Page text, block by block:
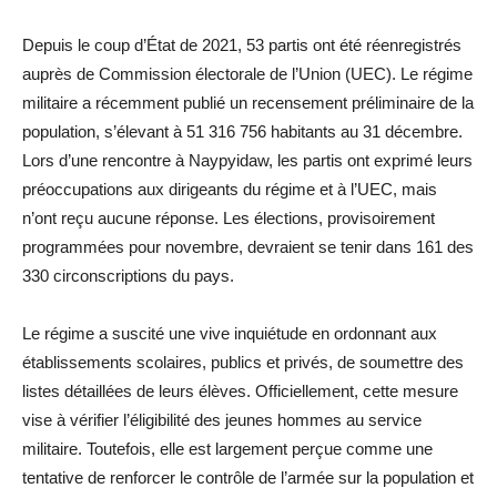
Depuis le coup d’État de 2021, 53 partis ont été réenregistrés
auprès de Commission électorale de l’Union (UEC). Le régime
militaire a récemment publié un recensement préliminaire de la
population, s’élevant à 51 316 756 habitants au 31 décembre.
Lors d’une rencontre à Naypyidaw, les partis ont exprimé leurs
préoccupations aux dirigeants du régime et à l’UEC, mais
n’ont reçu aucune réponse. Les élections, provisoirement
programmées pour novembre, devraient se tenir dans 161 des
330 circonscriptions du pays.
Le régime a suscité une vive inquiétude en ordonnant aux
établissements scolaires, publics et privés, de soumettre des
listes détaillées de leurs élèves. Officiellement, cette mesure
vise à vérifier l’éligibilité des jeunes hommes au service
militaire. Toutefois, elle est largement perçue comme une
tentative de renforcer le contrôle de l’armée sur la population et